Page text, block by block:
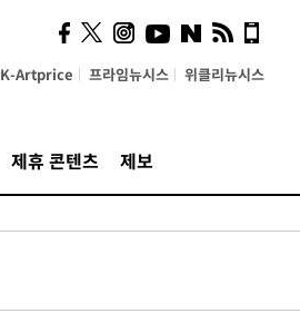
K-Artprice 프라임뉴시스 위클리뉴시스
제휴 콘텐츠 제보
시, 스마트폰 액세서리에
NFC 더했다